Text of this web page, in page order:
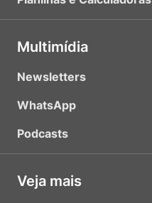
Multimídia
Newsletters
WhatsApp
Podcasts
Veja mais